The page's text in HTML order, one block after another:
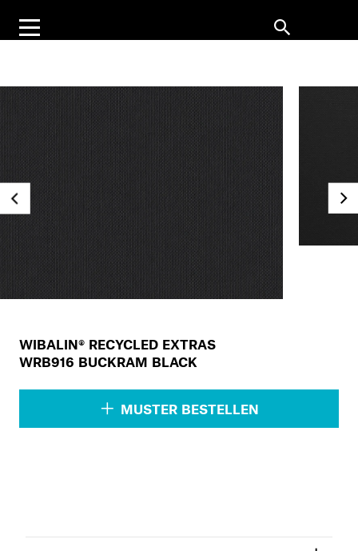
WIBALIN® RECYCLED EXTRAS
WRB916 BUCKRAM BLACK
MUSTER BESTELLEN